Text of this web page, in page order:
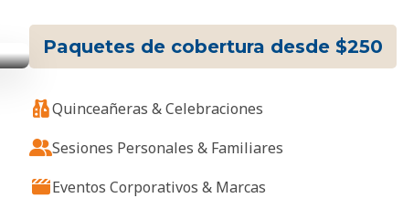
Paquetes de cobertura desde $250
Quinceañeras & Celebraciones
Sesiones Personales & Familiares
Eventos Corporativos & Marcas